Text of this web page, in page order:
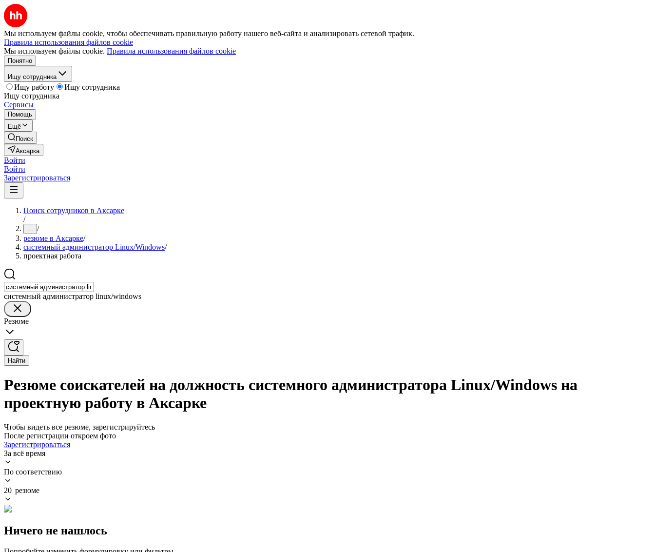
Мы используем файлы cookie, чтобы обеспечивать правильную работу нашего веб-сайта и анализировать сетевой трафик.
Правила использования файлов cookie
Мы используем файлы cookie. Правила использования файлов cookie
Понятно
Ищу сотрудника
Ищу работу
Ищу сотрудника
Ищу сотрудника
Сервисы
Помощь
Ещё
Поиск
Аксарка
Войти
Войти
Зарегистрироваться
Поиск сотрудников в Аксарке
/
... /
резюме в Аксарке/
системный администратор Linux/Windows/
проектная работа
системный администратор linux/windows
Резюме
Найти
Резюме соискателей на должность системного администратора Linux/Windows на
проектную работу в Аксарке
Чтобы видеть все резюме, зарегистрируйтесь
После регистрации откроем фото
Зарегистрироваться
За всё время
По соответствию
20 резюме
Ничего не нашлось